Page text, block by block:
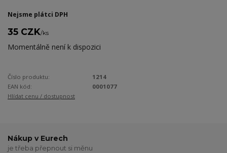
Nejsme plátci DPH
35 CZK/ks
Momentálně není k dispozici
Číslo produktu:
1214
EAN kód:
0001077
Hlídat cenu / dostupnost
Nákup v Eurech
je třeba přepnout si měnu